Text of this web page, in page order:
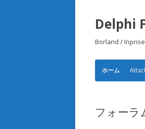
Delphi
Borland /
ホーム
フォーラ